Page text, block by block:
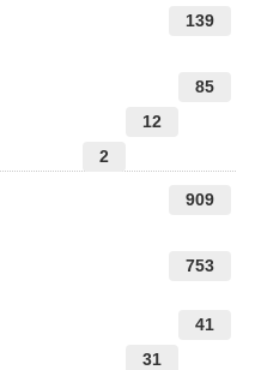
139
85
12
2
909
753
41
31